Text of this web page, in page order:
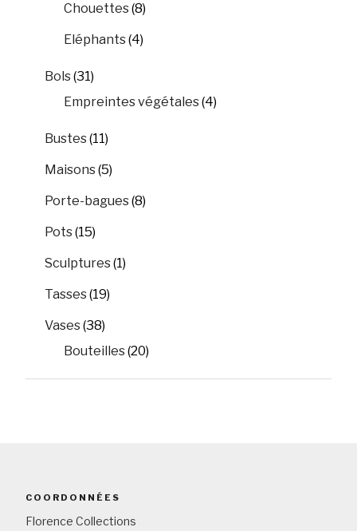
Chouettes(8)
Eléphants(4)
Bols(31)
Empreintes végétales(4)
Bustes(11)
Maisons(5)
Porte-bagues(8)
Pots(15)
Sculptures(1)
Tasses(19)
Vases(38)
Bouteilles(20)
COORDONNÉES
Florence Collections